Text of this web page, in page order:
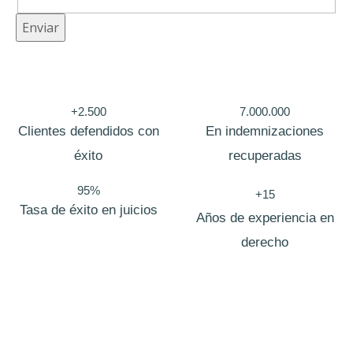
r
e
Enviar
+2.500
Clientes defendidos con
éxito
7.000.000
En indemnizaciones
recuperadas
95%
Tasa de éxito en juicios
+15
Años de experiencia en
derecho